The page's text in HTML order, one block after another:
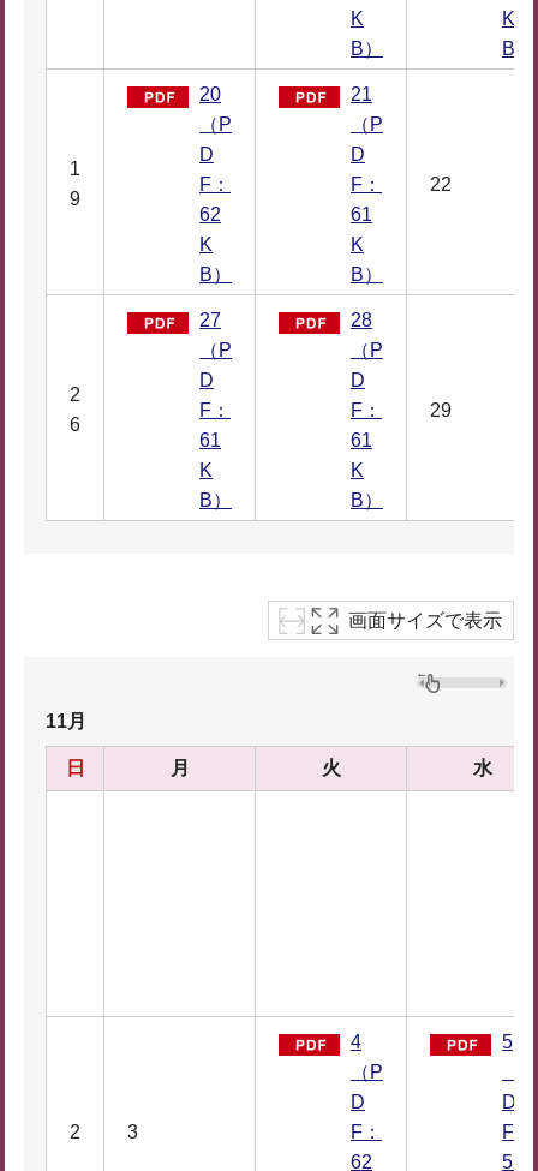
K
B）
K
B）
1
9
20
（P
D
F：
62
K
B）
21
（P
D
F：
61
K
B）
22
2
6
27
（P
D
F：
61
K
B）
28
（P
D
F：
61
K
B）
29
画面サイズで表示
11月
日 月 火 水
2 3
4
（P
D
F：
62
5
D
F：
52